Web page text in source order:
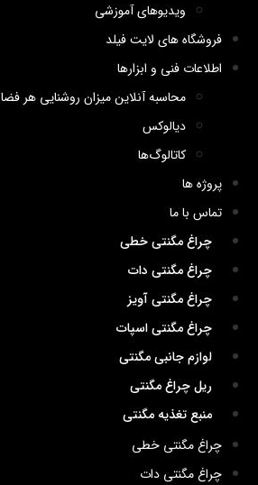
ویدیوهای آموزشی
فروشگاه های لایت فیلد
اطلاعات فنی و ابزارها
محاسبه آنلاین میزان روشنایی هر فضا
دیالوکس
کاتالوگ‌ها
پروژه ها
تماس با ما
چراغ مگنتی خطی
چراغ مگنتی دات
چراغ مگنتی آویز
چراغ مگنتی اسپات
لوازم جانبی مگنتی
ریل چراغ مگنتی
منبع تغذیه مگنتی
چراغ مگنتی خطی
چراغ مگنتی دات